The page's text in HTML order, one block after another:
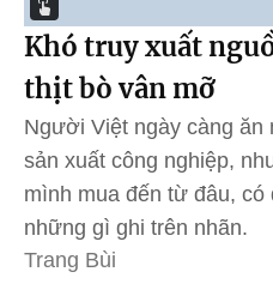
Khó truy xuất
thịt bò vân mỡ
Người Việt ngày càng ăn
sản xuất công nghiệp,
mình mua đến từ đâu,
những gì ghi trên nhãn.
Trang Bùi